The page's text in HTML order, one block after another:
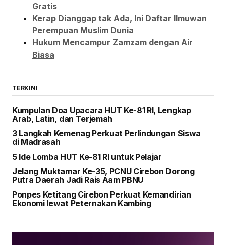
Gratis
Kerap Dianggap tak Ada, Ini Daftar Ilmuwan
Perempuan Muslim Dunia
Hukum Mencampur Zamzam dengan Air
Biasa
TERKINI
Kumpulan Doa Upacara HUT Ke-81 RI, Lengkap
Arab, Latin, dan Terjemah
3 Langkah Kemenag Perkuat Perlindungan Siswa
di Madrasah
5 Ide Lomba HUT Ke-81 RI untuk Pelajar
Jelang Muktamar Ke-35, PCNU Cirebon Dorong
Putra Daerah Jadi Rais Aam PBNU
Ponpes Ketitang Cirebon Perkuat Kemandirian
Ekonomi lewat Peternakan Kambing